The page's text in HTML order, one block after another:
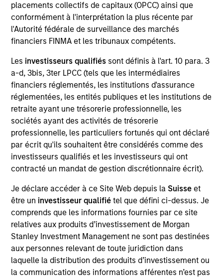
placements collectifs de capitaux (OPCC) ainsi que
conformément à l'interprétation la plus récente par
l'Autorité fédérale de surveillance des marchés
financiers FINMA et les tribunaux compétents.
Les investisseurs qualifiés sont définis à l'art. 10 para. 3
a-d, 3bis, 3ter LPCC (tels que les intermédiaires
financiers réglementés, les institutions d'assurance
réglementées, les entités publiques et les institutions de
retraite ayant une trésorerie professionnelle, les
sociétés ayant des activités de trésorerie
professionnelle, les particuliers fortunés qui ont déclaré
par écrit qu'ils souhaitent être considérés comme des
investisseurs qualifiés et les investisseurs qui ont
contracté un mandat de gestion discrétionnaire écrit).
Je déclare accéder à ce Site Web depuis la Suisse et
être un investisseur qualifiétel que défini ci-dessus. Je
comprends que les informations fournies par ce site
relatives aux produits d’investissement de Morgan
Stanley Investment Management ne sont pas destinées
aux personnes relevant de toute juridiction dans
laquelle la distribution des produits d’investissement ou
la communication des informations afférentes n’est pas
COUNTRY
United States
Invested on
Apr 2024
Crowley Wind focuses primarily on repurposing and
operating existing port facilities across the United
States and leasing them to offshore wind developers
for the storage, assembly and manufacturing of
wind farm components.
View Current Employment Opportunities
View Site
Investment Team
Morgan Stanley Infrastructure Partners